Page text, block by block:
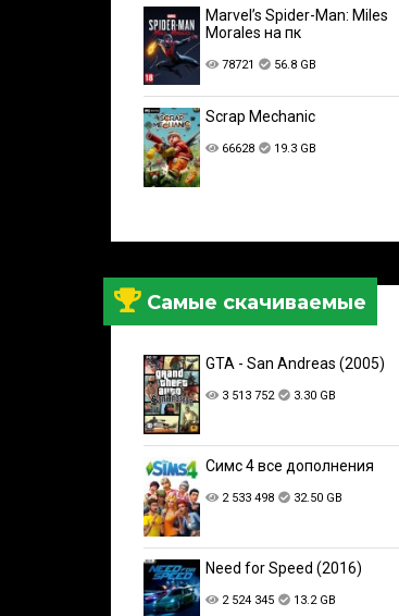
Marvel’s Spider-Man: Miles
Morales на пк
78721 56.8 GB
Scrap Mechanic
66628 19.3 GB
Самые скачиваемые
GTA - San Andreas (2005)
3 513 752 3.30 GB
Симс 4 все дополнения
2 533 498 32.50 GB
Need for Speed (2016)
2 524 345 13.2 GB